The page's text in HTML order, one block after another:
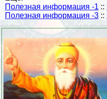
Полезная информация -1 ::
Полезная информация -3 ::